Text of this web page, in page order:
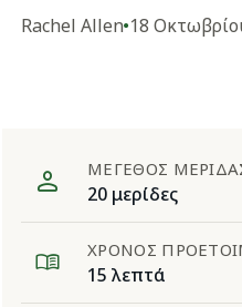
​​Rachel Allen​ 18
ΜΈΓΕΘΟΣ
20 μερίδες
ΧΡΌΝΟΣ
15 λεπτά